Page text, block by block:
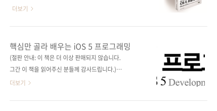
에 베타리딩을 진행할 예정입니다. 혹시 있을 수
있는 오탈자는 물론이고, 예제 코드 테스팅, 모호
다고 해서 100% 완벽한 책이 될 수는 없겠지만,
기존 책들에 비해 조금이나마 오류가 적은 책을
선보일 수 있을 것으로 기대합니다. 이번..
았던 [핵심만 골라 배우는 iOS 5 프로그래밍]의
Independent Publishing Platform 원서명
iPhone iOS 6 Development Essentials(원
서 ISBN 9781479211418) 저자명 닐 스미스
모바일 20) 역자명 황반석 출판일 2013년 1월
31일 페이지 744쪽 판형 4*6배판 변형
더보기
핵심만 골라 배우는 iOS 5 프로그래밍
(절판 안내: 이 책은 더 이상 판매되지 않습니다.
그간 이 책을 읽어주신 분들께 감사드립니다.) 출
판사 제이펍 원출판사 Payload Media 원서명
더보기